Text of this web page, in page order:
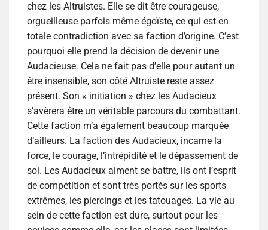
chez les Altruistes. Elle se dit être courageuse,
orgueilleuse parfois même égoïste, ce qui est en
totale contradiction avec sa faction d’origine. C’est
pourquoi elle prend la décision de devenir une
Audacieuse. Cela ne fait pas d’elle pour autant un
être insensible, son côté Altruiste reste assez
présent. Son « initiation » chez les Audacieux
s’avèrera être un véritable parcours du combattant.
Cette faction m’a également beaucoup marquée
d’ailleurs. La faction des Audacieux, incarne la
force, le courage, l’intrépidité et le dépassement de
soi. Les Audacieux aiment se battre, ils ont l’esprit
de compétition et sont très portés sur les sports
extrêmes, les piercings et les tatouages. La vie au
sein de cette faction est dure, surtout pour les